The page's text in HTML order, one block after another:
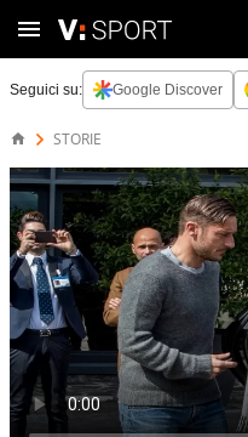
Seguici su: Google Discover
STORIE